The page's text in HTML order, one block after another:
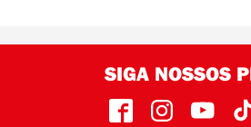
SIGA NOSSOS